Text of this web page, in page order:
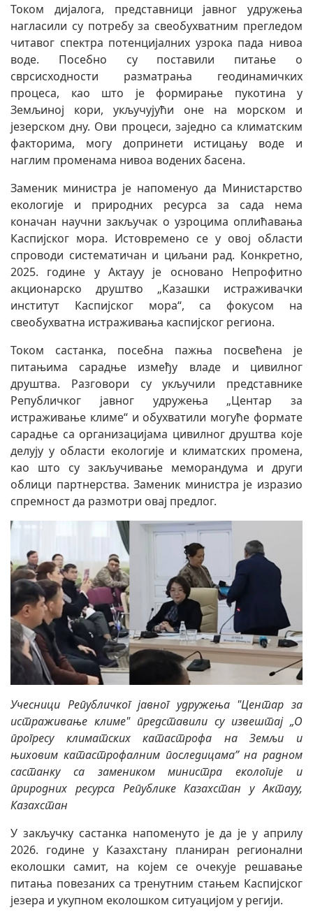
Током дијалога, представници јавног удружења
нагласили су потребу за свеобухватним прегледом
читавог спектра потенцијалних узрока пада нивоа
воде. Посебно су поставили питање о
сврсисходности разматрања геодинамичких
процеса, као што је формирање пукотина у
Земљиној кори, укључујући оне на морском и
језерском дну. Ови процеси, заједно са климатским
факторима, могу допринети истицању воде и
наглим променама нивоа водених басена.
Заменик министра је напоменуо да Министарство
екологије и природних ресурса за сада нема
коначан научни закључак о узроцима оплићавања
Каспијског мора. Истовремено се у овој области
спроводи систематичан и циљани рад. Конкретно,
2025. године у Актауу је основано Непрофитно
акционарско друштво „Казашки истраживачки
институт Каспијског мора“, са фокусом на
свеобухватна истраживања каспијског региона.
Током састанка, посебна пажња посвећена је
питањима сарадње између владе и цивилног
друштва. Разговори су укључили представнике
Републичког јавног удружења „Центар за
истраживање климе“ и обухватили могуће формате
сарадње са организацијама цивилног друштва које
делују у области екологије и климатских промена,
као што су закључивање меморандума и други
облици партнерства. Заменик министра је изразио
спремност да размотри овај предлог.
Учесници Републичког јавног удружења "Центар за
истраживање климе" представили су извештај „О
прогресу климатских катастрофа на Земљи и
њиховим катастрофалним последицама” на радном
састанку са замеником министра екологије и
природних ресурса Републике Казахстан у Актауу,
Казахстан
У закључку састанка напоменуто је да је у априлу
2026. године у Казахстану планиран регионални
еколошки самит, на којем се очекује решавање
питања повезаних са тренутним стањем Каспијског
језера и укупном еколошком ситуацијом у регији.